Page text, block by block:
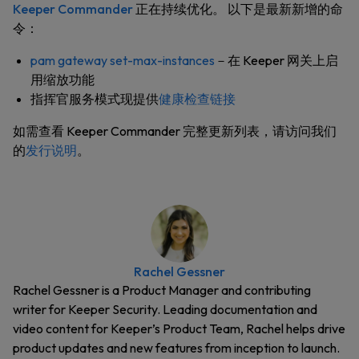
Keeper Commander 正在持续优化。 以下是最新新增的命
令：
pam gateway set-max-instances －在 Keeper 网关上启
用缩放功能
指挥官服务模式现提供健康检查链接
如需查看 Keeper Commander 完整更新列表，请访问我们
的发行说明。
Rachel Gessner
Rachel Gessner is a Product Manager and contributing
writer for Keeper Security. Leading documentation and
video content for Keeper’s Product Team, Rachel helps drive
product updates and new features from inception to launch.